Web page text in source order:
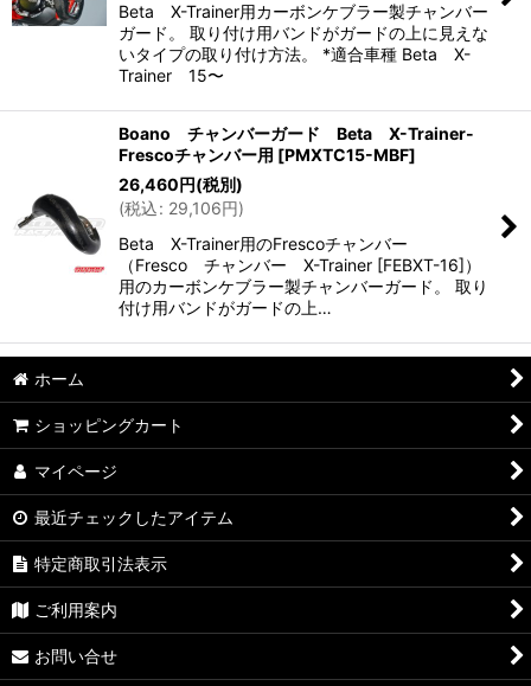
Beta X-Trainer用カーボンケブラー製チャンバー
ガード。 取り付け用バンドがガードの上に見えな
いタイプの取り付け方法。 *適合車種 Beta X-
Trainer 15〜
Boano チャンバーガード Beta X-Trainer-
Frescoチャンバー用 [PMXTC15-MBF]
26,460円(税別)
(税込: 29,106円)
Beta X-Trainer用のFrescoチャンバー
（Fresco チャンバー X-Trainer [FEBXT-16]）
用のカーボンケブラー製チャンバーガード。 取り
付け用バンドがガードの上…
ホーム
ショッピングカート
マイページ
最近チェックしたアイテム
特定商取引法表示
ご利用案内
お問い合せ